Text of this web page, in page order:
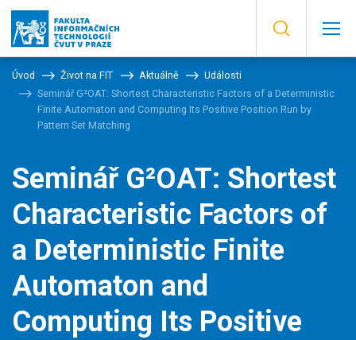
Úvod Život na FIT Aktuálně
Události
Seminář G²OAT: Shortest Characteristic Factors of a Deterministic
Finite Automaton and Computing Its Positive Position Run by
Pattern Set Matching
Seminář G²OAT: Shortest
Characteristic Factors of
a Deterministic Finite
Automaton and
Computing Its Positive